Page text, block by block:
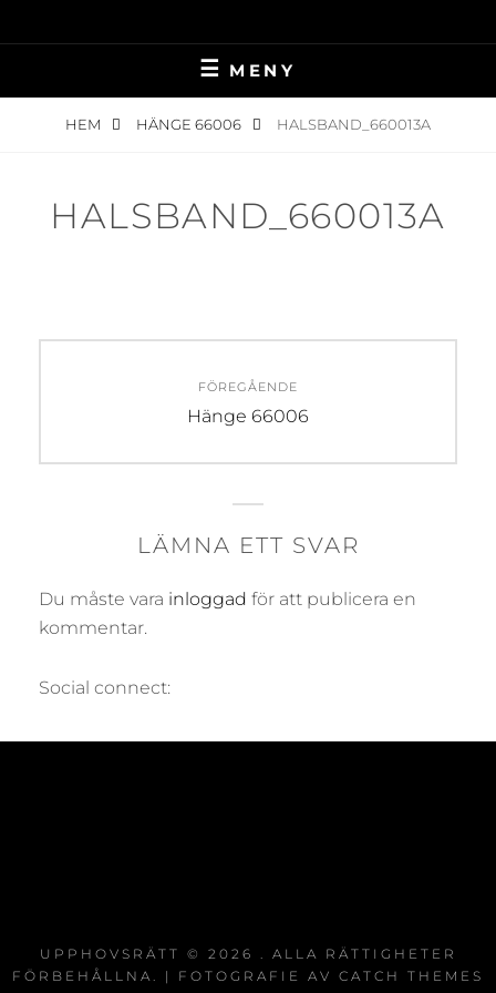
till
MENY
HEM HÄNGE 66006 HALSBAND_660013A
HALSBAND_660013A
FÖREGÅENDE
Föregående
Hänge 66006
LÄMNA ETT SVAR
Du måste vara inloggad för att publicera en
kommentar.
Social connect:
UPPHOVSRÄTT © 2026 . ALLA RÄTTIGHETER
FÖRBEHÅLLNA. | FOTOGRAFIE AV CATCH THEMES